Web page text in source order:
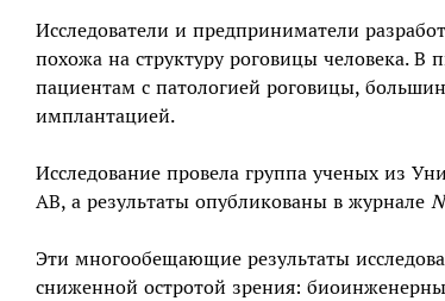
Исследователи и предприниматели
похожа на структуру роговицы человека. В
пациентам с патологией роговицы,
имплантацией.
Исследование провела группа ученых из
AB, а результаты опубликованы в журнале
Эти многообещающие результаты
сниженной остротой зрения: